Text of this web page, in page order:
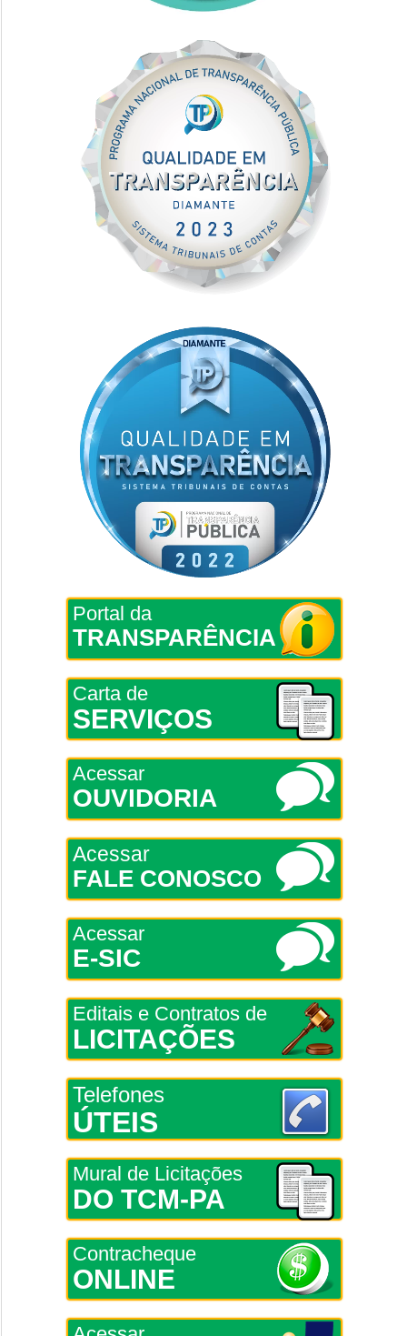
Portal da
TRANSPARÊNCIA
Carta de
SERVIÇOS
Acessar
OUVIDORIA
Acessar
FALE CONOSCO
Acessar
E-SIC
Editais e Contratos de
LICITAÇÕES
Telefones
ÚTEIS
Mural de Licitações
DO TCM-PA
Contracheque
ONLINE